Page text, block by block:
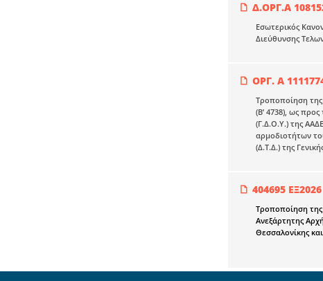
Δ.ΟΡΓ.Α
Εσωτερικός
Διεύθυνσης
ΟΡΓ. Α
Τροποποίηση
(Β’ 4738), ως
(Γ.Δ.Ο.Υ.) της
αρμοδιοτήτων
(Δ.Τ.Δ.) της
404695 ΕΞ2026
Τροποποίηση
Ανεξάρτητης
Θεσσαλονίκης